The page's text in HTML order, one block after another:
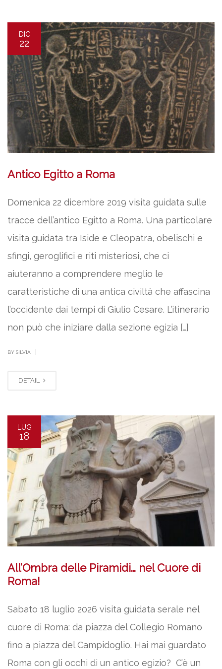
DIC
22
Antico Egitto a Roma
Domenica 22 dicembre 2019 visita guidata sulle
tracce dell’antico Egitto a Roma. Una particolare
visita guidata tra Iside e Cleopatra, obelischi e
sfingi, geroglifici e riti misteriosi, che ci
aiuteranno a comprendere meglio le
caratteristiche di una antica civiltà che affascina
l’occidente dai tempi di Giulio Cesare. L’itinerario
non può che iniziare dalla sezione egizia […]
BY SILVIA
DETAIL
LUG
18
All’Ombra delle Piramidi… nel Cuore di
Roma!
Sabato 18 luglio 2026 visita guidata serale nel
cuore di Roma: da piazza del Collegio Romano
fino a piazza del Campidoglio. Hai mai guardato
Roma con gli occhi di un antico egizio? C’è un